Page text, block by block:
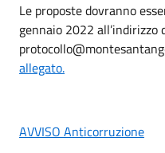
Le proposte dovranno
gennaio 2022
allegato.
AVVISO Anticorruzione